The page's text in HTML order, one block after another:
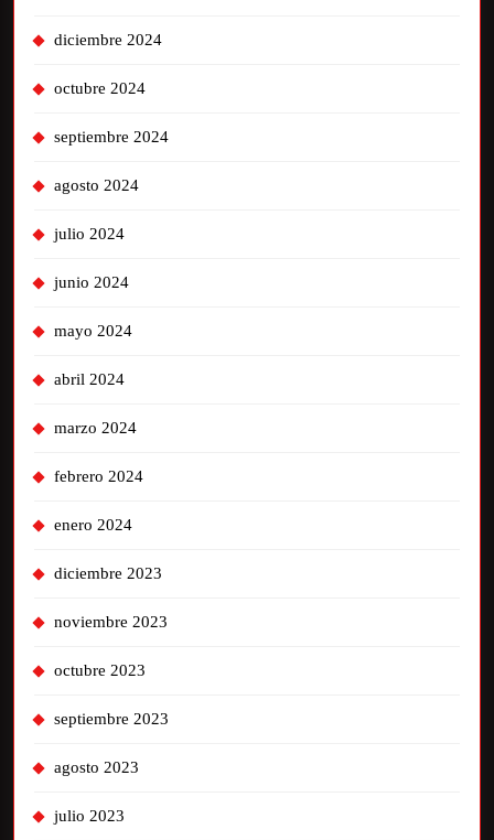
diciembre 2024
octubre 2024
septiembre 2024
agosto 2024
julio 2024
junio 2024
mayo 2024
abril 2024
marzo 2024
febrero 2024
enero 2024
diciembre 2023
noviembre 2023
octubre 2023
septiembre 2023
agosto 2023
julio 2023